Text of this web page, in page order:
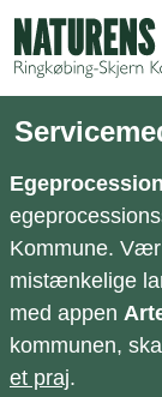
Kommune.
mistænkelige
med appen
kommunen,
et praj.